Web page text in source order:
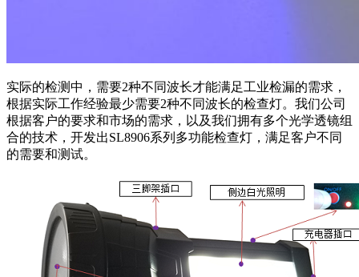
实际的检测中，需要2种不同波长才能满足工业检漏的需求，
根据实际工作经验最少需要2种不同波长的检查灯。我们公司
根据客户的要求和市场的需求，以及我们拥有多个光学透镜组
合的技术，开发出SL8906系列多功能检查灯，满足客户不同
的需要和测试。